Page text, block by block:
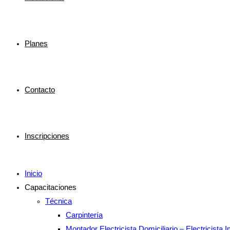
Planes
Contacto
Inscripciones
Inicio
Capacitaciones
Técnica
Carpintería